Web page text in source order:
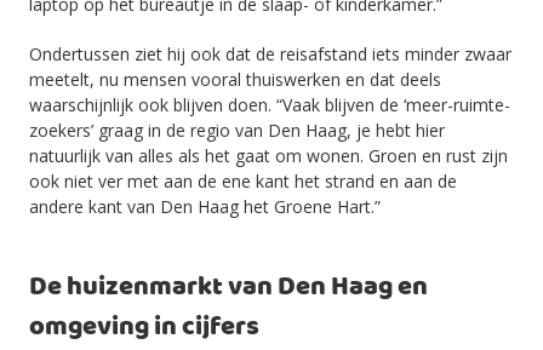
Ondertussen ziet hij ook dat de reisafstand iets minder zwaar
meetelt, nu mensen vooral thuiswerken en dat deels
waarschijnlijk ook blijven doen. “Vaak blijven de ‘meer-ruimte-
zoekers’ graag in de regio van Den Haag, je hebt hier
natuurlijk van alles als het gaat om wonen. Groen en rust zijn
ook niet ver met aan de ene kant het strand en aan de
andere kant van Den Haag het Groene Hart.”
De huizenmarkt van Den Haag en
omgeving in cijfers